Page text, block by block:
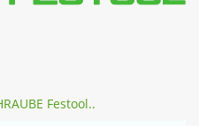
Festool..